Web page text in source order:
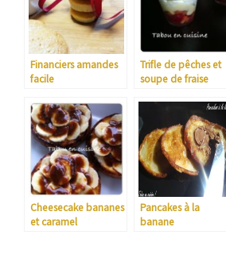
Financiers amandes
facile
Trifle de pêches et
soupe de fraise
Cheesecake bananes
et caramel
Pancakes à la
banane